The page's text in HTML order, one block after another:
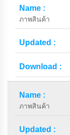
ภาพสินค้า
ภาพสินค้า